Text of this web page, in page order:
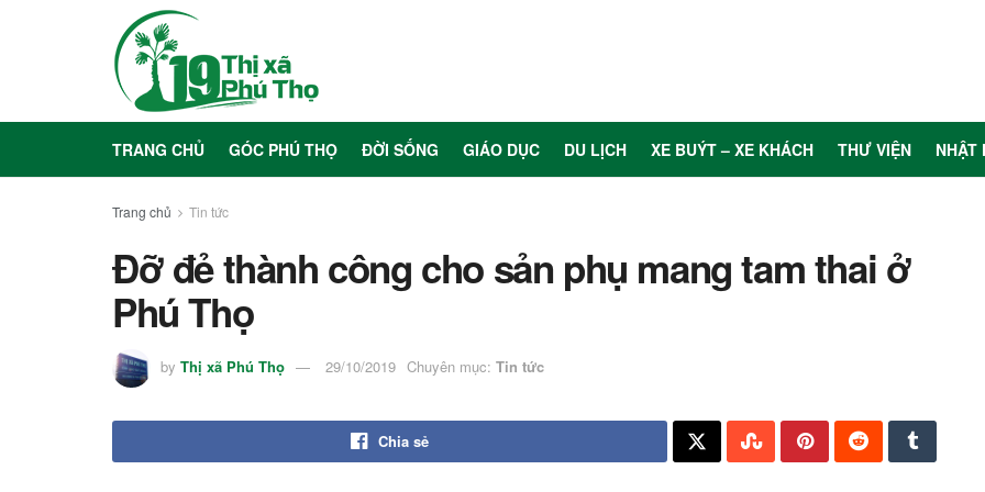
TRANG CHỦ GÓC PHÚ THỌ ĐỜI SỐNG GIÁO DỤC DU LỊCH XE BUÝT – XE KHÁCH THƯ VIỆN NHẬT
Trang chủ Tin tức
Đỡ đẻ thành công cho sản phụ mang tam thai ở
Phú Thọ
by Thị xã Phú Thọ 29/10/2019 Chuyên mục: Tin tức
Chia sẻ